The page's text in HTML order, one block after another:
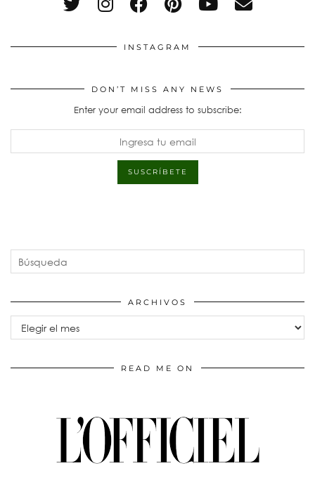
INSTAGRAM
DON’T MISS ANY NEWS
Enter your email address to subscribe:
ARCHIVOS
Archivos
READ ME ON